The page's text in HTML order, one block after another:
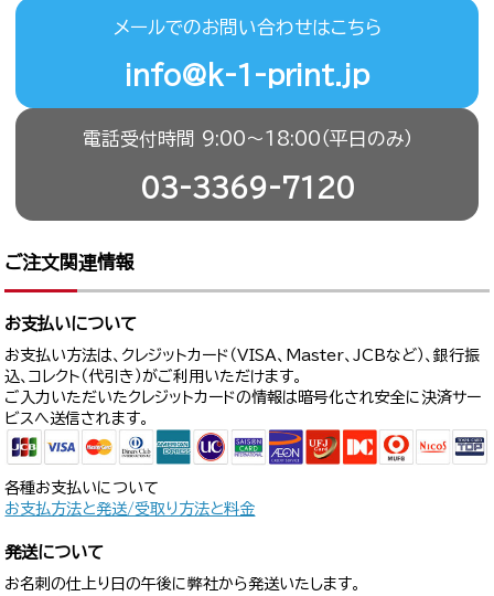
メールでのお問い合わせはこちら
info@k-1-print.jp
電話受付時間 9:00〜18:00（平日のみ）
03-3369-7120
ご注文関連情報
お支払いについて
お支払い方法は、クレジットカード（VISA、Master、JCBなど）、銀行振
込、コレクト（代引き）がご利用いただけます。
ご入力いただいたクレジットカードの情報は暗号化され安全に決済サー
ビスへ送信されます。
各種お支払いについて
お支払方法と発送/受取り方法と料金
発送について
お名刺の仕上り日の午後に弊社から発送いたします。